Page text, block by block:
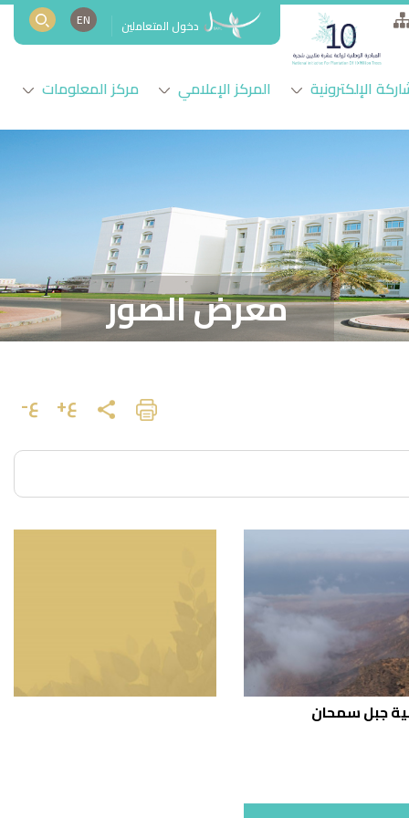
دخول المتعاملين EN
الإلكترونية المركز الإعلامي مركز المعلومات
معرض الصور
ع+ ع-
جبل سمحان